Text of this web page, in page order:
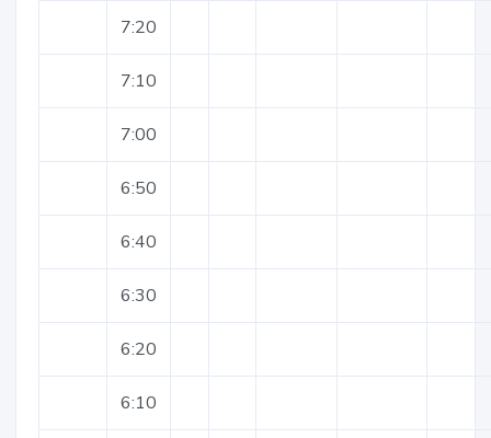
7:20
7:10
7:00
6:50
6:40
6:30
6:20
6:10